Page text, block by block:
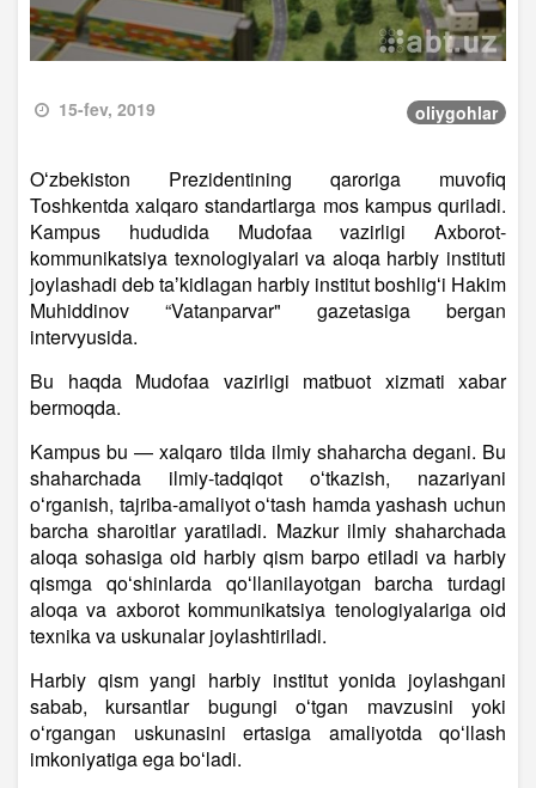
15-fev, 2019 oliygohlar
Oʻzbekiston Prezidentining qaroriga muvofiq
Toshkentda xalqaro standartlarga mos kampus quriladi.
Kampus hududida Mudofaa vazirligi Axborot-
kommunikatsiya texnologiyalari va aloqa harbiy instituti
joylashadi deb taʼkidlagan harbiy institut boshligʻi Hakim
Muhiddinov “Vatanparvar" gazetasiga bergan
intervyusida.
Bu haqda Mudofaa vazirligi matbuot xizmati xabar
bermoqda.
Kampus bu — xalqaro tilda ilmiy shaharcha degani. Bu
shaharchada ilmiy-tadqiqot oʻtkazish, nazariyani
oʻrganish, tajriba-amaliyot oʻtash hamda yashash uchun
barcha sharoitlar yaratiladi. Mazkur ilmiy shaharchada
aloqa sohasiga oid harbiy qism barpo etiladi va harbiy
qismga qoʻshinlarda qoʻllanilayotgan barcha turdagi
aloqa va axborot kommunikatsiya tenologiyalariga oid
texnika va uskunalar joylashtiriladi.
Harbiy qism yangi harbiy institut yonida joylashgani
sabab, kursantlar bugungi oʻtgan mavzusini yoki
oʻrgangan uskunasini ertasiga amaliyotda qoʻllash
imkoniyatiga ega boʻladi.